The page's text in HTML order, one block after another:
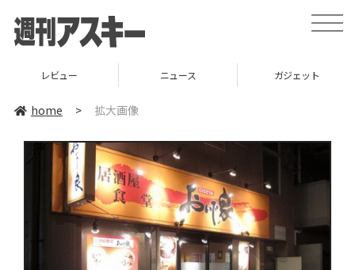
toggle
レビュー ニュース ガジェット
home > 拡大画像